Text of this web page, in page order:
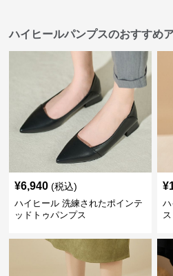
ハイヒールパンプスのおすすめ
¥6,940 (税込)
ハイヒール 洗練されたポインテ
ッドトゥパンプス
¥
ス